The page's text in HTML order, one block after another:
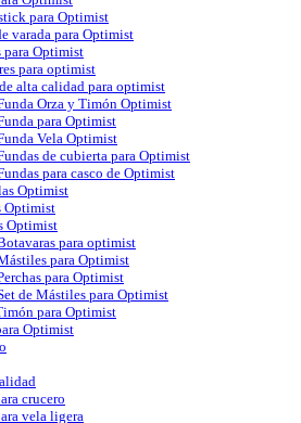
para Optimist
varada para Optimist
para Optimist
para optimist
alta calidad para optimist
Orza y Timón Optimist
para Optimist
Vela Optimist
de cubierta para Optimist
para casco de Optimist
Optimist
Optimist
Optimist
para optimist
para Optimist
para Optimist
de Mástiles para Optimist
para Optimist
Optimist
crucero
vela ligera